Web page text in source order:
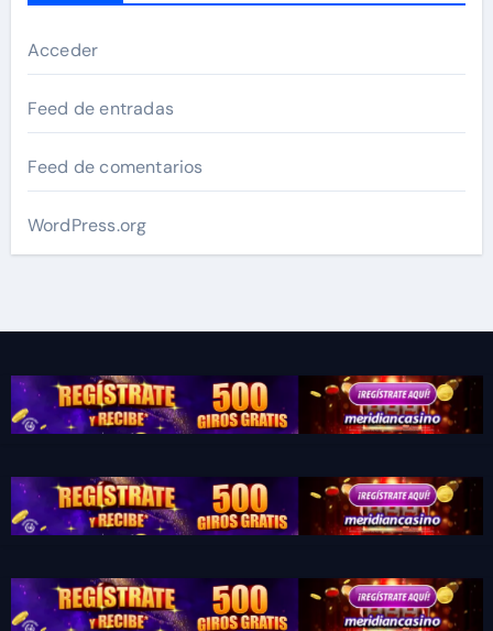
Acceder
Feed de entradas
Feed de comentarios
WordPress.org